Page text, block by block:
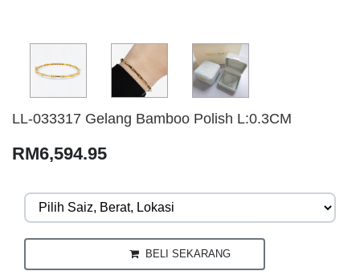
LL-033317 Gelang Bamboo Polish L:0.3CM
RM6,594.95
BELI SEKARANG